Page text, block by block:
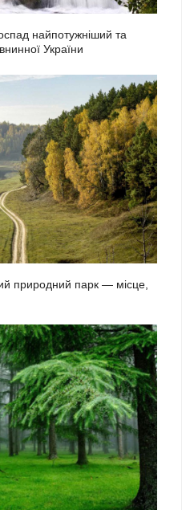
найпотужніший та
України
природний парк — місце,